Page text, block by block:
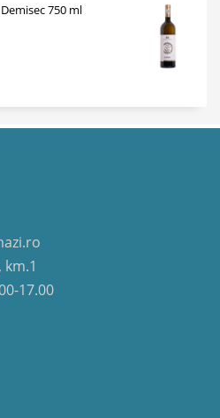
750 ml
17.00